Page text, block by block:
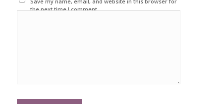
the next time I comment.